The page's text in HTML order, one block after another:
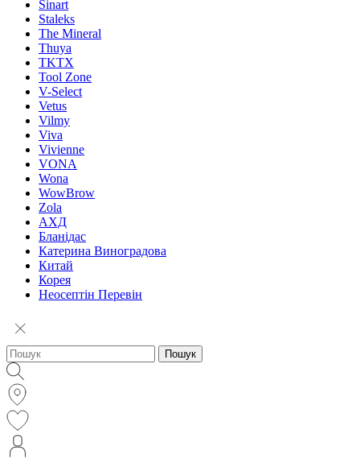
Sinart
Staleks
The Mineral
Thuya
TKTX
Tool Zone
V-Select
Vetus
Vilmy
Viva
Vivienne
VONA
Wona
WowBrow
Zola
АХД
Бланідас
Катерина Виноградова
Китай
Корея
Неосептін Перевін
Пошук